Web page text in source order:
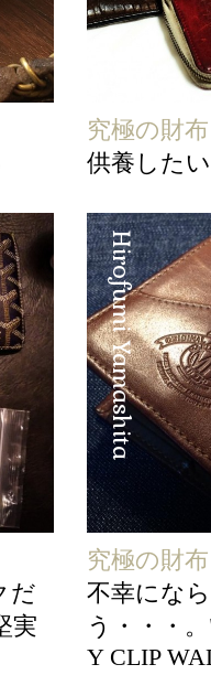
究極の財布
供養した
だ
実
Hirofumi Yamashita
究極の財布
不幸にな
う・・・
Y CLIP